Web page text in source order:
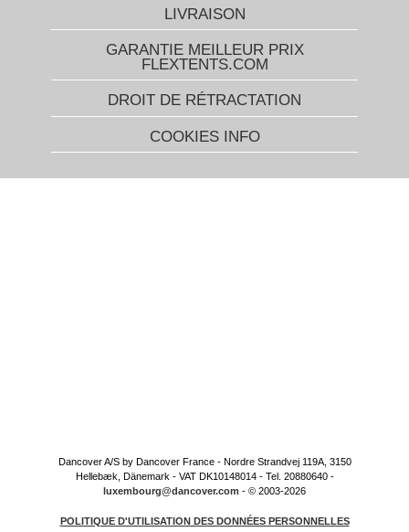
LIVRAISON
GARANTIE MEILLEUR PRIX
FLEXTENTS.COM
DROIT DE RÉTRACTATION
COOKIES INFO
Dancover A/S by Dancover France - Nordre Strandvej 119A, 3150
Hellebæk, Dänemark - VAT DK10148014 - Tel. 20880640 -
luxembourg@dancover.com - © 2003-2026
POLITIQUE D'UTILISATION DES DONNÉES PERSONNELLES